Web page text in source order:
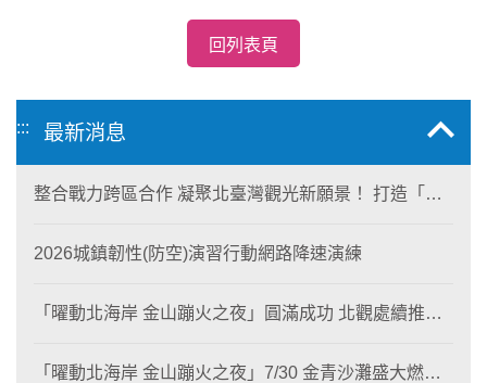
回列表頁
::: 最新消息
整合戰力跨區合作 凝聚北臺灣觀光新願景！ 打造「生
2026城鎮韌性(防空)演習行動網路降速演練
「曜動北海岸 金山蹦火之夜」圓滿成功 北觀處續推照
「曜動北海岸 金山蹦火之夜」7/30 金青沙灘盛大燃